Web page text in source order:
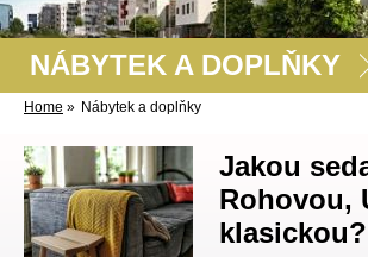
NÁBYTEK A DOPLŇKY
Home » Nábytek a doplňky
Jakou
Rohovou,